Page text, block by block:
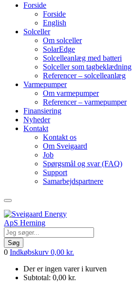
Forside
Forside
English
Solceller
Om solceller
SolarEdge
Solcelleanlæg med batteri
Solceller som tagbeklædning
Referencer – solcelleanlæg
Varmepumper
Om varmepumper
Referencer – varmepumper
Finansiering
Nyheder
Kontakt
Kontakt os
Om Sveigaard
Job
Spørgsmål og svar (FAQ)
Support
Samarbejdspartnere
Søg
0 Indkøbskurv 0,00 kr.
Der er ingen varer i kurven
Subtotal: 0,00 kr.